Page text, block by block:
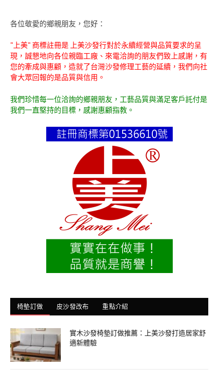
各位敬愛的鄉親朋友，您好：
"上美" 商標註冊是 上美沙發行對於永續經營與品質要求的呈
現，誠懇地向各位親臨工廠、來電洽詢的朋友們致上感謝，有
您的牽成與惠顧，造就了台灣沙發修理工藝的延續，我們向社
會大眾回報的是品質與信用。
我們珍惜每一位洽詢的鄉親朋友，工藝品質與滿足客戶託付是
我們一直堅持的目標，感謝惠顧指教。
椅墊訂做 皮沙發改布 重點介紹
實木沙發椅墊訂做推薦：上美沙發打造居家舒
適新體驗